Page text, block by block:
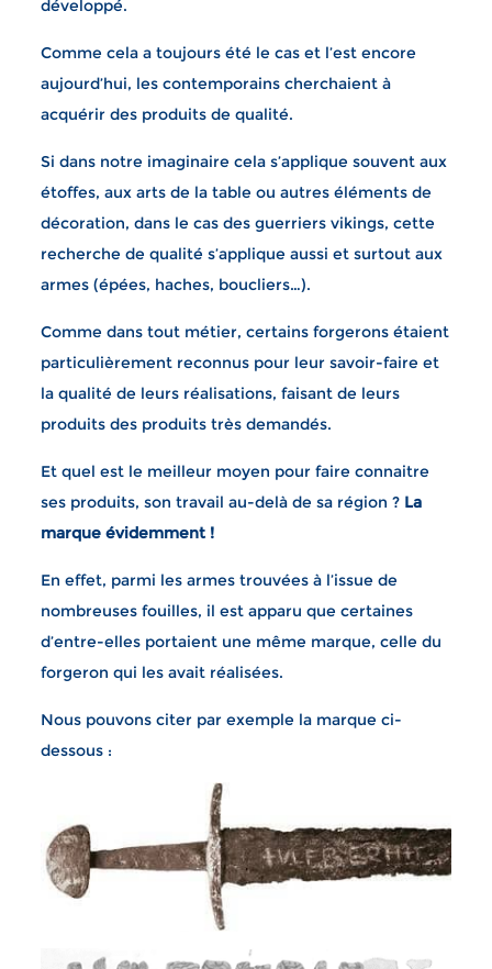
développé.
Comme cela a toujours été le cas et l’est encore
aujourd’hui, les contemporains cherchaient à
acquérir des produits de qualité.
Si dans notre imaginaire cela s’applique souvent aux
étoffes, aux arts de la table ou autres éléments de
décoration, dans le cas des guerriers vikings, cette
recherche de qualité s’applique aussi et surtout aux
armes (épées, haches, boucliers…).
Comme dans tout métier, certains forgerons étaient
particulièrement reconnus pour leur savoir-faire et
la qualité de leurs réalisations, faisant de leurs
produits des produits très demandés.
Et quel est le meilleur moyen pour faire connaitre
ses produits, son travail au-delà de sa région ? La
marque évidemment !
En effet, parmi les armes trouvées à l’issue de
nombreuses fouilles, il est apparu que certaines
d’entre-elles portaient une même marque, celle du
forgeron qui les avait réalisées.
Nous pouvons citer par exemple la marque ci-
dessous :